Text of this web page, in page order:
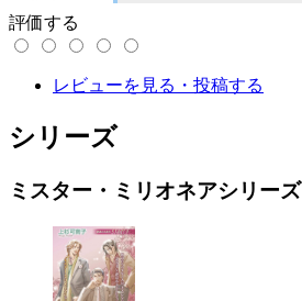
評価する
レビューを見る・投稿する
シリーズ
ミスター・ミリオネアシリーズ